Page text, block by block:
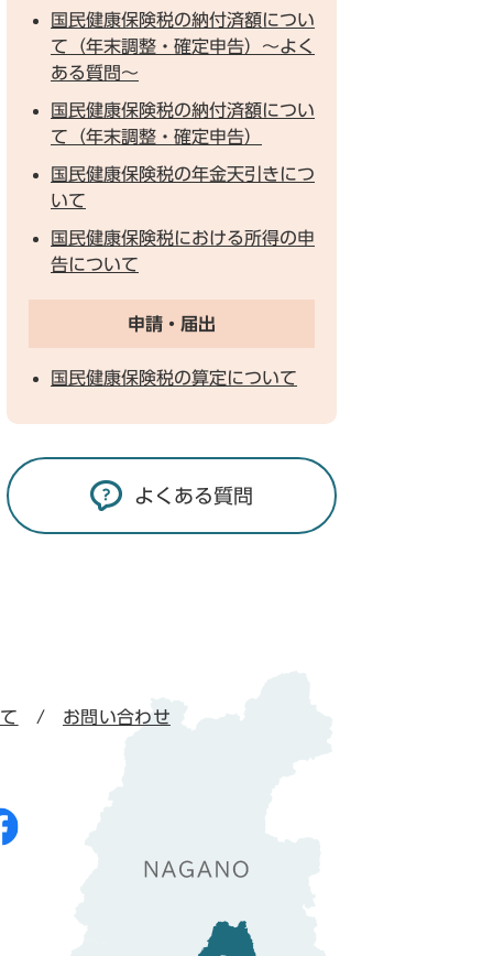
国民健康保険税の納付済額につい
て（年末調整・確定申告）～よく
ある質問～
国民健康保険税の納付済額につい
て（年末調整・確定申告）
国民健康保険税の年金天引きにつ
いて
国民健康保険税における所得の申
告について
申請・届出
国民健康保険税の算定について
よくある質問
お問い合わせ